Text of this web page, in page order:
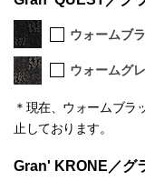
ウォームブ
ウォームグ
＊現在、ウォームブラ
止しております。
Gran' KRONE／グ